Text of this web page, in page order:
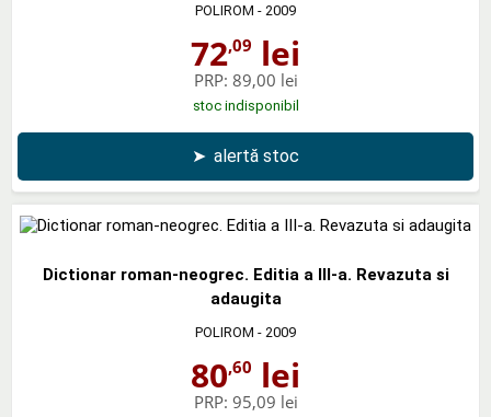
POLIROM - 2009
72,09 lei
PRP: 89,00 lei
stoc indisponibil
➤ alertă stoc
Dictionar roman-neogrec. Editia a III-a. Revazuta si
adaugita
POLIROM - 2009
80,60 lei
PRP: 95,09 lei